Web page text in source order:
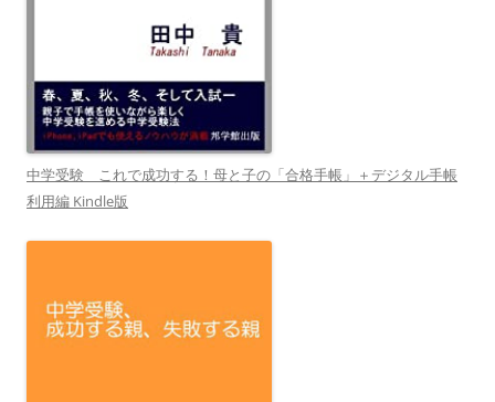
中学受験 これで成功する！母と子の「合格手帳」＋デジタル手帳
利用編 Kindle版